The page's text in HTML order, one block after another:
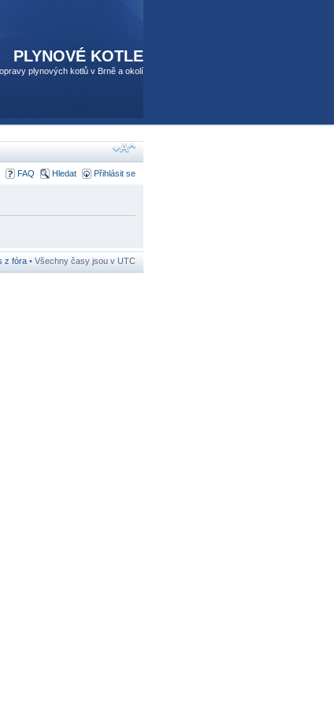
PLYNOVÉ KOTLE
plynových kotlů v Brně a okolí
FAQ Hledat Přihlásit se
z fóra • Všechny časy jsou v UTC